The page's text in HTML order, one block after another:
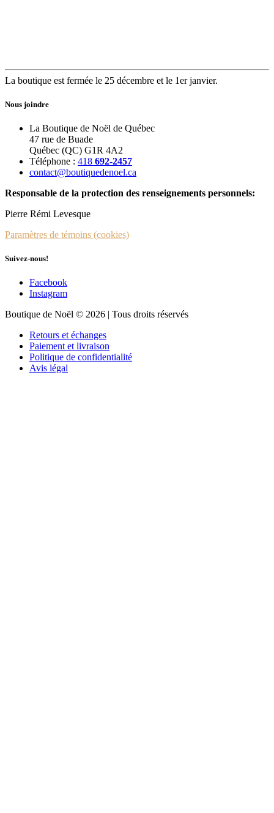
La boutique est fermée le 25 décembre et le 1er janvier.
Nous joindre
La Boutique de Noël de Québec
47 rue de Buade
Québec (QC) G1R 4A2
Téléphone : 418 692-2457
contact@boutiquedenoel.ca
Responsable de la protection des renseignements personnels:
Pierre Rémi Levesque
Paramètres de témoins (cookies)
Suivez-nous!
Facebook
Instagram
Boutique de Noël © 2026 | Tous droits réservés
Retours et échanges
Paiement et livraison
Politique de confidentialité
Avis légal